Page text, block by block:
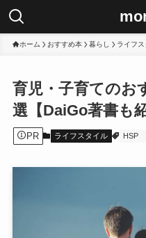
ホーム おすすめ本 暮らし ライフ
育児・子育てのお
選【DaiGo著書も紹
PR ライフスタイル HSP